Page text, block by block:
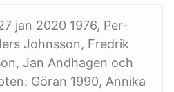
jan 2020 1976, Per-
Johnsson, Fredrik
Jan Andhagen och
Göran 1990, Annika